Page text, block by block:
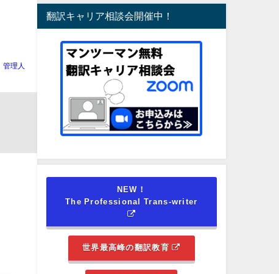
管理人
翻訳キャリア相談会開催中！
NEW！
The Professional Trans-writer
世界最高峰の翻訳教育